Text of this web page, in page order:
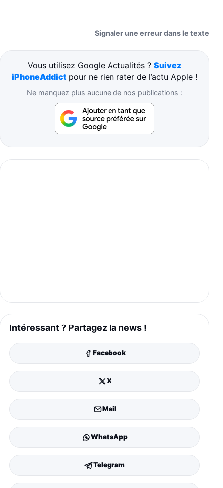
Signaler une erreur dans le texte
Vous utilisez Google Actualités ? Suivez
iPhoneAddict pour ne rien rater de l’actu Apple !
Ne manquez plus aucune de nos publications :
Intéressant ? Partagez la news !
Facebook
X
Mail
WhatsApp
Telegram